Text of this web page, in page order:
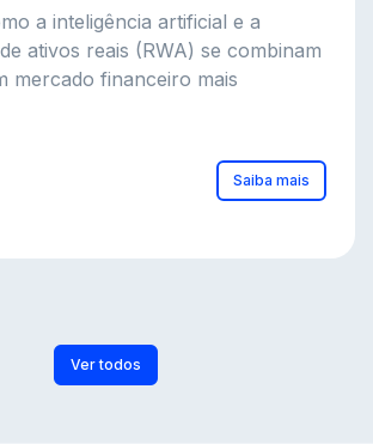
a inteligência artificial e a
ativos reais (RWA) se combinam
mercado financeiro mais
Saiba mais
Ver todos